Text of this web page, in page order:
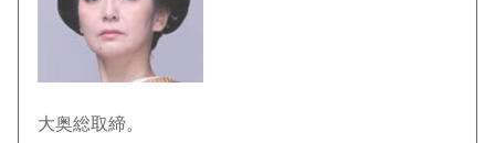
大奥総取締。